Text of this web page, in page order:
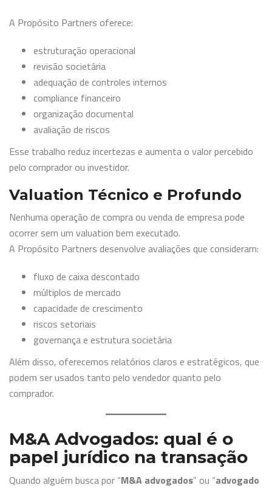
A Propósito Partners oferece:
estruturação operacional
revisão societária
adequação de controles internos
compliance financeiro
organização documental
avaliação de riscos
Esse trabalho reduz incertezas e aumenta o valor percebido
pelo comprador ou investidor.
Valuation Técnico e Profundo
Nenhuma operação de compra ou venda de empresa pode
ocorrer sem um valuation bem executado.
A Propósito Partners desenvolve avaliações que consideram:
fluxo de caixa descontado
múltiplos de mercado
capacidade de crescimento
riscos setoriais
governança e estrutura societária
Além disso, oferecemos relatórios claros e estratégicos, que
podem ser usados tanto pelo vendedor quanto pelo
comprador.
M&A Advogados: qual é o
papel jurídico na transação
Quando alguém busca por “M&A advogados” ou “advogado